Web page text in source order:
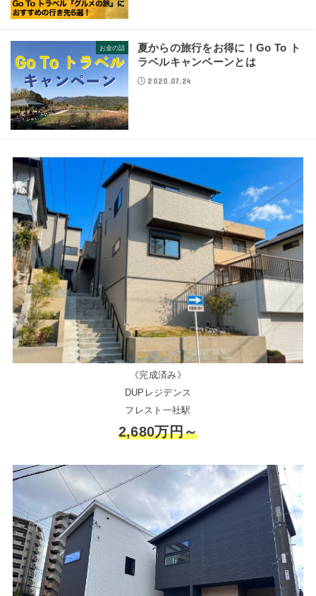
お金の話
夏からの旅行をお得に！Go To ト
ラベルキャンペーンとは
2020.07.24
《完成済み》
DUPレジデンス
フレスト一社駅
2,680万円～